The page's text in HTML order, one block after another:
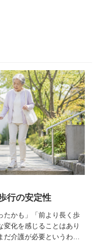
行の安定性
たかも」「前より長く歩
変化を感じることはあり
だ介護が必要というわけ